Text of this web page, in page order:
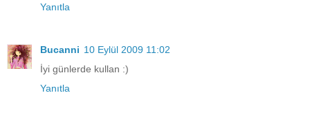
Yanıtla
Bucanni 10 Eylül 2009 11:02
İyi günlerde kullan :)
Yanıtla